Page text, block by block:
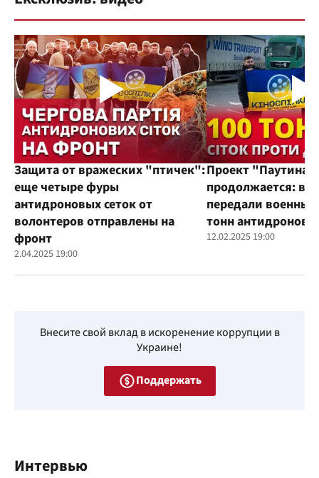
Защита от вражеских "птичек":
еще четыре фуры
антидроновых сеток от
волонтеров отправлены на
фронт
2.04.2025 19:00
Проект "Паутина"
продолжается:
передали
тонн
12.02.2025 19:00
Внесите свой вклад в искоренение коррупции в
Украине!
Поддержать
Интервью